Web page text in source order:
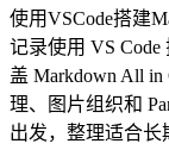
使用VSCode搭建
记录使用 VS
盖 Markdown All
理、图片组织和
出发，整理适合长